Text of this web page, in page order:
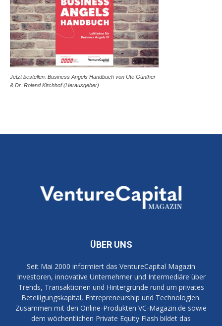
Jetzt bestellen: Business Angels Handbuch von Ute Günther
& Dr. Roland Kirchhof (Herausgeber)
ÜBER UNS
Seit Mai 2000 informiert das VentureCapital Magazin
Investoren, innovative Unternehmer und Intermediäre über
Trends, Transaktionen und Hintergründe rund um privates
Beteiligungskapital, Entrepreneurship und Technologien.
Zusammen mit den Online-Produkten VC-Magazin.de sowie
dem wöchentlichen Private Equity Flash bildet das